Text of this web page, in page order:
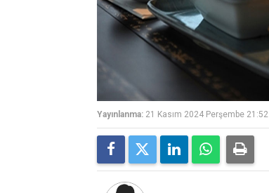
Yayınlanma: 21 Kasım 2024 Perşembe 21:52